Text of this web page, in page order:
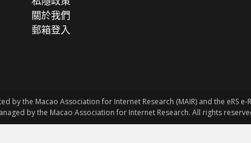
關於我們
郵箱登入
by the Macao Association for Internet Research (MAIR) and the eRS
by the Macao Association for Internet Research. All rights